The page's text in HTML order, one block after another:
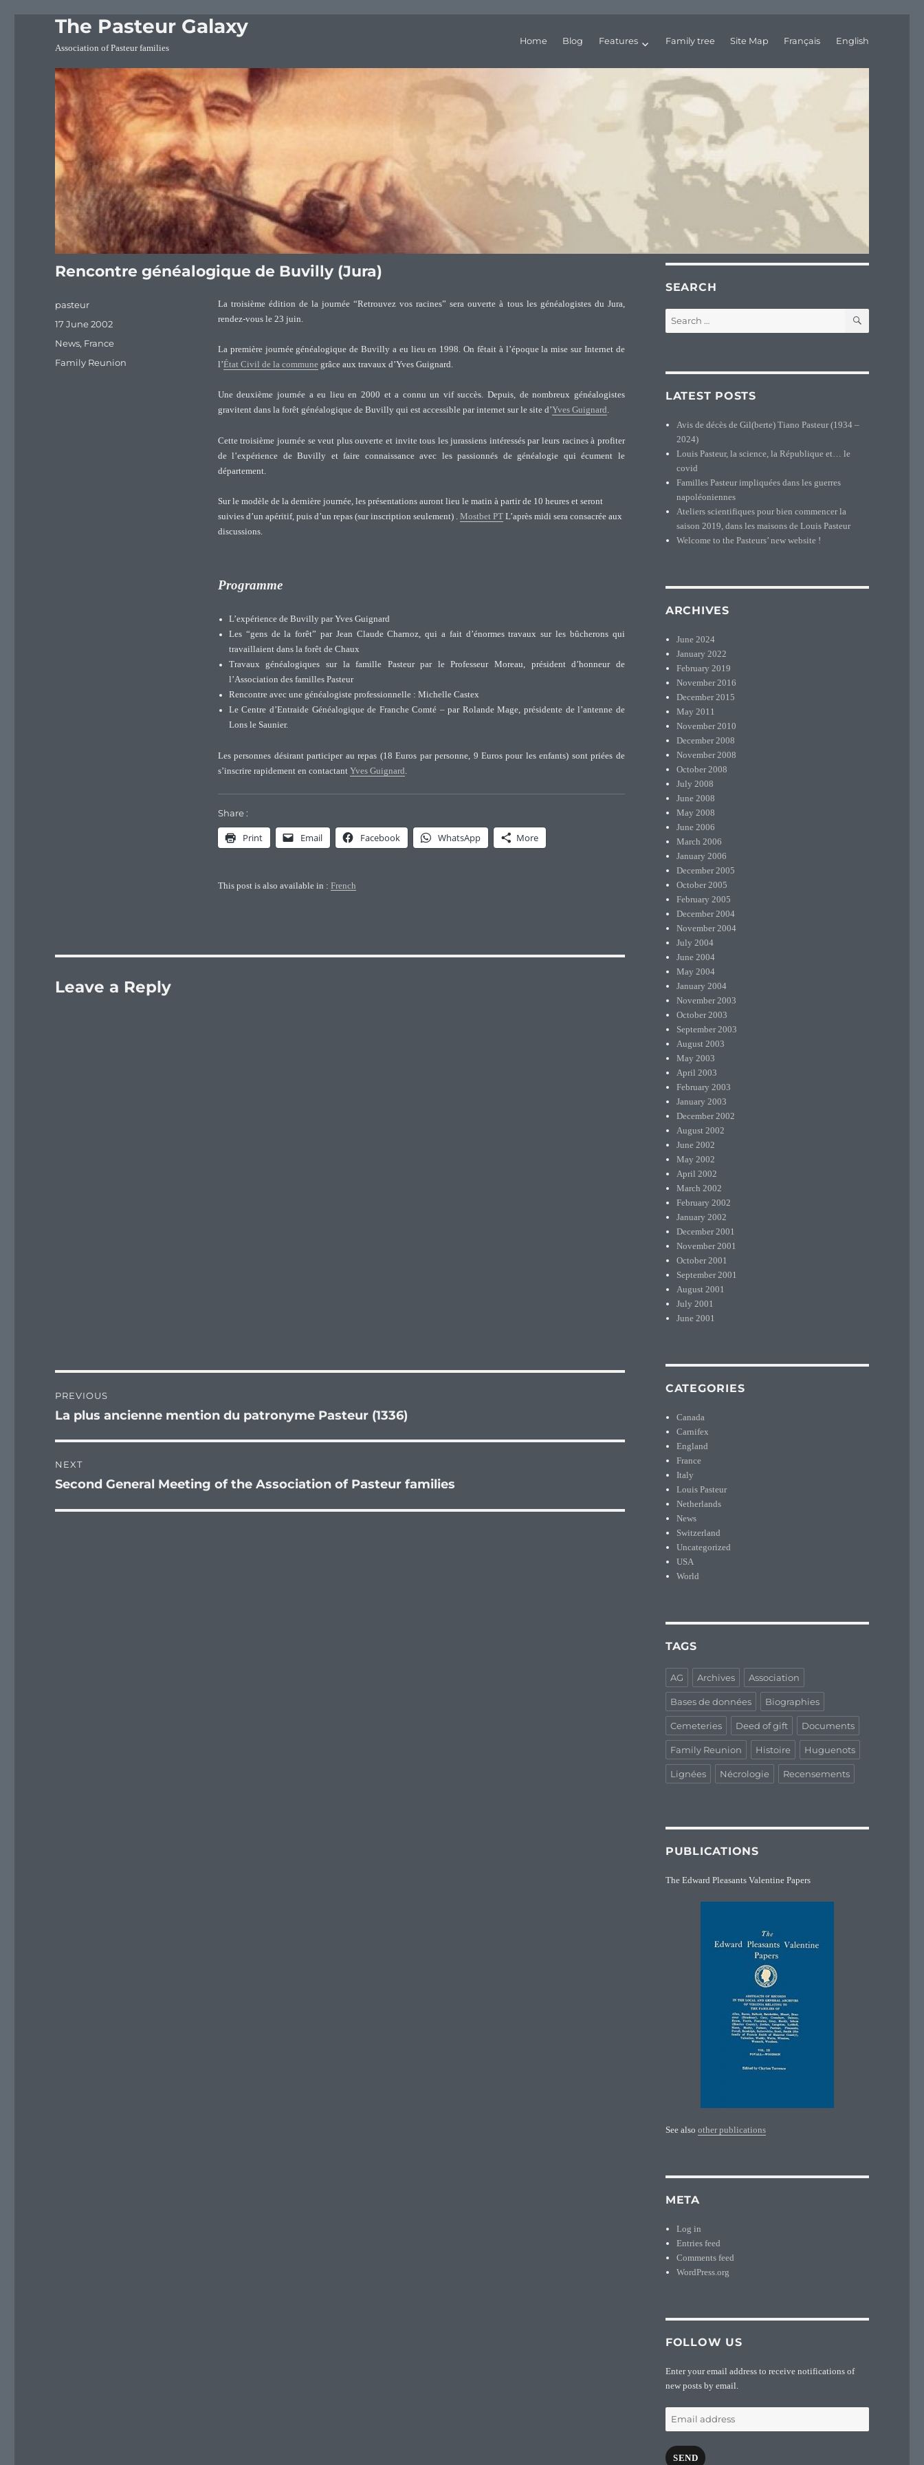
The Pasteur Galaxy
Association of Pasteur families
Home Blog Features Family tree Site Map Français English
Rencontre généalogique de Buvilly (Jura)
La troisième édition de la journée “Retrouvez vos racines” sera ouverte à tous les généalogistes du Jura,
rendez-vous le 23 juin.
La première journée généalogique de Buvilly a eu lieu en 1998. On fêtait à l’époque la mise sur Internet de
l’État Civil de la communegrâce aux travaux d’Yves Guignard.
Une deuxième journée a eu lieu en 2000 et a connu un vif succès. Depuis, de nombreux généalogistes
gravitent dans la forêt généalogique de Buvilly qui est accessible par internet sur le site d’Yves Guignard .
Cette troisième journée se veut plus ouverte et invite tous les jurassiens intéressés par leurs racines à profiter
de l’expérience de Buvilly et faire connaissance avec les passionnés de généalogie qui écument le
département.
Sur le modèle de la dernière journée, les présentations auront lieu le matin à partir de 10 heures et seront
suivies d’un apéritif, puis d’un repas (sur inscription seulement) . Mostbet PTL’après midi sera consacrée aux
discussions.
Programme
L’expérience de Buvilly par Yves Guignard
Les “gens de la forêt” par Jean Claude Charnoz, qui a fait d’énormes travaux sur les bûcherons qui
travaillaient dans la forêt de Chaux
Travaux généalogiques sur la famille Pasteur par le Professeur Moreau, président d’honneur de
l’Association des familles Pasteur
Rencontre avec une généalogiste professionnelle : Michelle Castex
Le Centre d’Entraide Généalogique de Franche Comté – par Rolande Mage, présidente de l’antenne de
Lons le Saunier.
Les personnes désirant participer au repas (18 Euros par personne, 9 Euros pour les enfants) sont priées de
s’inscrire rapidement en contactant Yves Guignard
Share :
Print Email Facebook WhatsApp More
This post is also available in : French
Author
pasteur
Posted
17 June 2002
Categories
News, France
Tags
Family Reunion
Leave a Reply
navigation
PREVIOUS
Previous
La plus ancienne mention du patronyme Pasteur (1336)
NEXT
Next
Second General Meeting of the Association of Pasteur families
SEARCH
for:
SEARCH
LATEST POSTS
Avis de décès de Gil(berte) Tiano Pasteur (1934 –
2024)
Louis Pasteur, la science, la République et… le
covid
Familles Pasteur impliquées dans les guerres
napoléoniennes
Ateliers scientifiques pour bien commencer la
saison 2019, dans les maisons de Louis Pasteur
Welcome to the Pasteurs’ new website !
ARCHIVES
June 2024
January 2022
February 2019
November 2016
December 2015
May 2011
November 2010
December 2008
November 2008
October 2008
July 2008
June 2008
May 2008
June 2006
March 2006
January 2006
December 2005
October 2005
February 2005
December 2004
November 2004
July 2004
June 2004
May 2004
January 2004
November 2003
October 2003
September 2003
August 2003
May 2003
April 2003
February 2003
January 2003
December 2002
August 2002
June 2002
May 2002
April 2002
March 2002
February 2002
January 2002
December 2001
November 2001
October 2001
September 2001
August 2001
July 2001
June 2001
CATEGORIES
Canada
Carnifex
England
France
Italy
Louis Pasteur
Netherlands
News
Switzerland
Uncategorized
USA
World
TAGS
AG Archives Association
Bases de données Biographies
Cemeteries Deed of gift Documents
Family Reunion Histoire Huguenots
Lignées Nécrologie Recensements
PUBLICATIONS
The Edward Pleasants Valentine Papers
See also other publications
META
Log in
Entries feed
Comments feed
WordPress.org
FOLLOW US
Enter your email address to receive notifications of
new posts by email.
address
SEND